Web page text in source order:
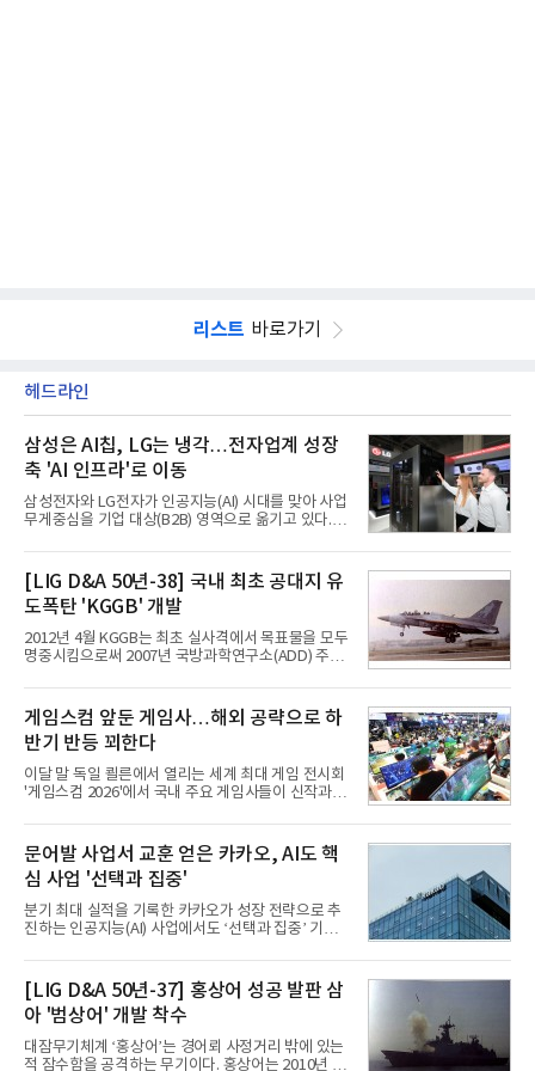
리스트 바로가기
헤드라인
삼성은 AI칩, LG는 냉각…전자업계 성장
축 'AI 인프라'로 이동
삼성전자와 LG전자가 인공지능(AI) 시대를 맞아 사업
무게중심을 기업 대상(B2B) 영역으로 옮기고 있다.
접어든 가운데 삼성전자는 AI 반도체를 중심으로 데
이터센터 생태계 공략을 강화하고 LG전자는 냉각솔
루션·전장·로봇 등 기업용 솔루션 사업 확대에 속도를
내고 있다.9일 업계에 따르면 LG전자는 2분기 생활가
전과 프리미엄 제품 경쟁력에 더해 B2B 사업 확대 효
과로 수익성을 방어한 반면 삼성전자는 디바이스경험
(DX) 부문의 TV·생활가전 수익성이 악화됐다. 대신 삼
사업 확대
[LIG D&A 50년-38] 국내 최초 공대지 유
도폭탄 'KGGB' 개발
2012년 4월 KGGB는 최초 실사격에서 목표물을 모두
명중시킴으로써 2007년 국방과학연구소(ADD) 주관
체로 참여했다. 체계개발에는 총 400여억 원의 개발
비와 62개월의 기간이 소요됐다. 한국형 GPS 유도폭
탄 KGGB(Korea GPS Guided Bomb)는 국내 최초
의 공대지 유도폭탄으로 2012년에 최종 전투용 적합
판정을 받았다.우리 공군이 운용하는 모든 전투기에
탑재할 수 있는 KGGB는 일반목적폭탄(General
Purpose Bomb)에 장착하여 운용토록 개발됐다.이
는 조종사가 휴대하는 명령통신장치(PDU, P
게임스컴 앞둔 게임사…해외 공략으로 하
반기 반등 꾀한다
이달 말 독일 쾰른에서 열리는 세계 최대 게임 전시회
'게임스컴 2026'에서 국내 주요 게임사들이 신작과 글
체별로 엇갈린 가운데 하반기 신작 흥행과 해외 시장
성과가 실적을 좌우할 핵심 변수로 떠오르고 있다.8일
업계에 따르면 올해 상반기 게임업계는 기업별 성적
표가 크게 갈렸다. 대표적으로 크래프톤은 'PUBG: 배
틀그라운드'의 안정적인 성장에 힘입어 상반기 연결
기준 매출 2조6616억원, 영업이익 9725억원으로 역
대 최대 실적을 기록했다. 엔씨도 올해 출시한 '아이온
동기 대
문어발 사업서 교훈 얻은 카카오, AI도 핵
심 사업 '선택과 집중'
분기 최대 실적을 기록한 카카오가 성장 전략으로 추
진하는 인공지능(AI) 사업에서도 ‘선택과 집중’ 기조
라 투자에 나서는 것과 달리, 카카오는 ‘카카오톡’이
라는 플랫폼 경쟁력을 활용한 AI 에이전트 서비스에
집중하는 전략이다. 과거 무리한 사업 확장 과정에서
겪었던 시행착오를 되풀이하지 않고 핵심 역량에 집
중하겠다는 취지로 풀이된다.7일 업계에 따르면 카카
오는 올해 2분기 연결 기준 매출 2조985억원, 영업이
[LIG D&A 50년-37] 홍상어 성공 발판 삼
아 '범상어' 개발 착수
대잠무기체계 ‘홍상어’는 경어뢰 사정거리 밖에 있는
적 잠수함을 공격하는 무기이다. 홍상어는 2010년 넥